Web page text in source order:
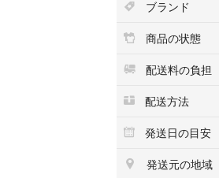
ブランド
商品の状態
配送料の負担
配送方法
発送日の目安
発送元の地域